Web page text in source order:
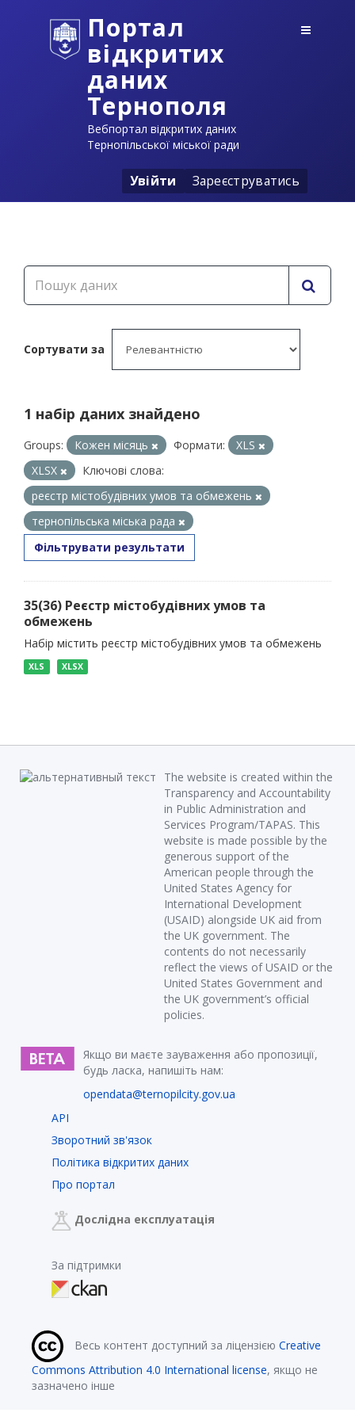
Портал
відкритих
даних
Тернополя
Вебпортал відкритих даних
Тернопільської міської ради
Увійти Зареєструватись
Сортувати за
1 набір даних знайдено
Groups: Кожен місяць Формати:
XLS
XLSX
Ключові слова:
реєстр містобудівних умов та обмежень
тернопільська міська рада
Фільтрувати результати
35(36) Реєстр містобудівних умов та
обмежень
Набір містить реєстр містобудівних умов та обмежень
XLS XLSX
The website is created within the
Transparency and Accountability
in Public Administration and
Services Program/TAPAS. This
website is made possible by the
generous support of the
American people through the
United States Agency for
International Development
(USAID) alongside UK aid from
the UK government. The
contents do not necessarily
reflect the views of USAID or the
United States Government and
the UK government’s official
policies.
Якщо ви маєте зауваження або пропозиції,
будь ласка, напишіть нам:
opendata@ternopilcity.gov.ua
API
Зворотний зв'язок
Політика відкритих даних
Про портал
Дослідна експлуатація
За підтримки
Весь контент доступний за ліцензією Creative
Commons Attribution 4.0 International license, якщо не
зазначено інше